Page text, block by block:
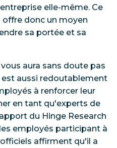
elle-même. Ce
donc un moyen
sa portée et sa
aura sans doute pas
aussi redoutablement
à renforcer leur
en tant qu'experts de
du Hinge Research
employés participant à
affirment qu'il a